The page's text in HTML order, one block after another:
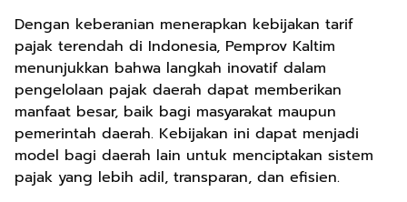
Dengan keberanian menerapkan kebijakan tarif
pajak terendah di Indonesia, Pemprov Kaltim
menunjukkan bahwa langkah inovatif dalam
pengelolaan pajak daerah dapat memberikan
manfaat besar, baik bagi masyarakat maupun
pemerintah daerah. Kebijakan ini dapat menjadi
model bagi daerah lain untuk menciptakan sistem
pajak yang lebih adil, transparan, dan efisien.